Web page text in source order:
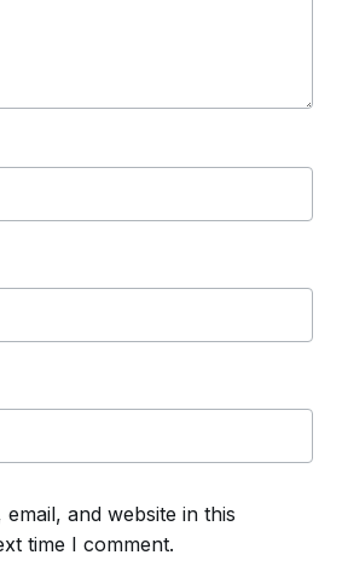
email, and website in this
time I comment.